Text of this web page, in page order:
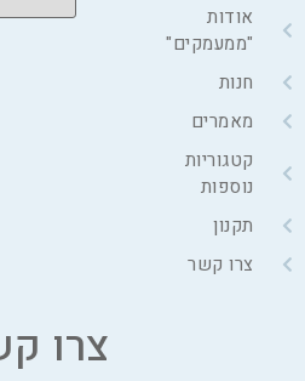
אודות
"ממעמקים"
חנות
מאמרים
קטגוריות
נוספות
תקנון
צרו קשר
צרו